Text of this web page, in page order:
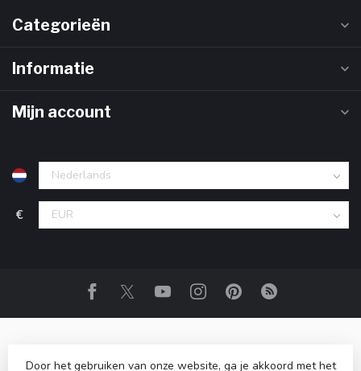
Categorieën
Informatie
Mijn account
€
Door het gebruiken van onze website, ga je akkoord met het